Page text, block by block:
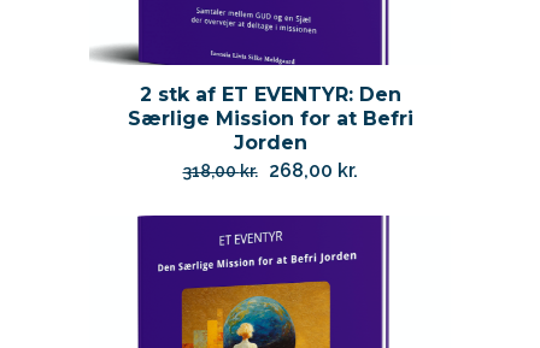
2 stk af ET EVENTYR: Den
Særlige Mission for at Befri
Jorden
318,00kr.
Den
pris
var:
318,00 kr..
268,00 kr.Den
er: